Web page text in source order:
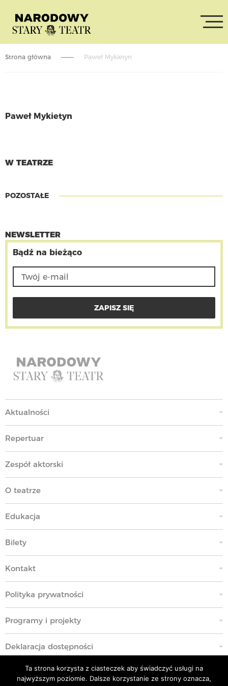
Strona główna Paweł Mykietyn
Paweł Mykietyn
W TEATRZE
POZOSTAŁE
NEWSLETTER
Bądź na bieżąco
Aktualności
Repertuar
Zespół aktorski
O teatrze
Edukacja
Bilety
Kontakt
Polityka prywatności
Programy i projekty
Deklaracja dostępności
Standardy Ochrony Małoletnich
Ta strona korzysta z ciasteczek aby świadczyć usługi na
najwyższym poziomie. Dalsze korzystanie ze strony oznacza,